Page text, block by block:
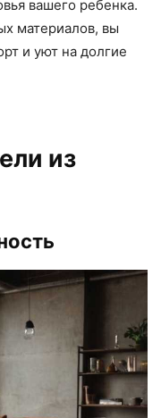
вашего ребенка.
материалов, вы
и уют на долгие
из